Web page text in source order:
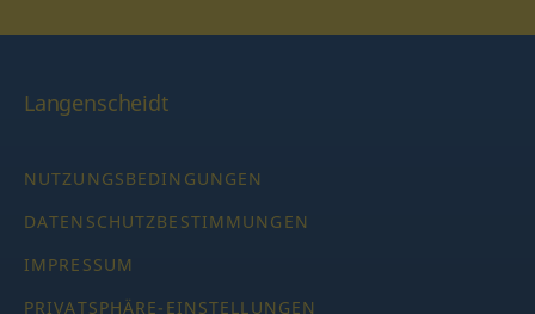
Langenscheidt
NUTZUNGSBEDINGUNGEN
DATENSCHUTZBESTIMMUNGEN
IMPRESSUM
PRIVATSPHÄRE-EINSTELLUNGEN